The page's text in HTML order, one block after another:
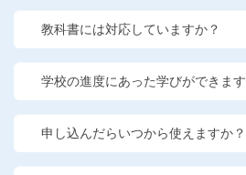
教科書には対応していますか？
学校の進度にあった学びができま
申し込んだらいつから使えますか？